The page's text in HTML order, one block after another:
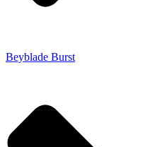
Beyblade Burst